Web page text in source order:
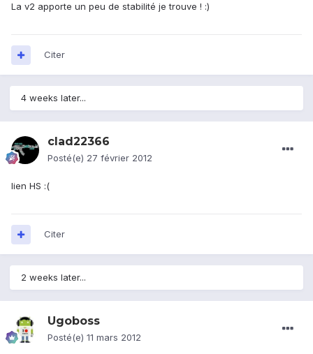
La v2 apporte un peu de stabilité je trouve ! :)
Citer
4 weeks later...
clad22366
Posté(e) 27 février 2012
lien HS :(
Citer
2 weeks later...
Ugoboss
Posté(e) 11 mars 2012